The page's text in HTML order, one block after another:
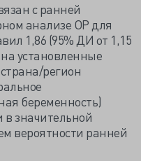
с ранней
анализе ОР для
1,86 (95% ДИ от 1,15
установленные
регион
беременность)
значительной
вероятности ранней